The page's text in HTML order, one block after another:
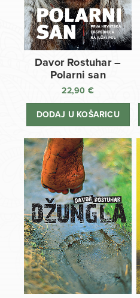
Davor Rostuhar –
Polarni san
22,90 €
DODAJ U KOŠARICU